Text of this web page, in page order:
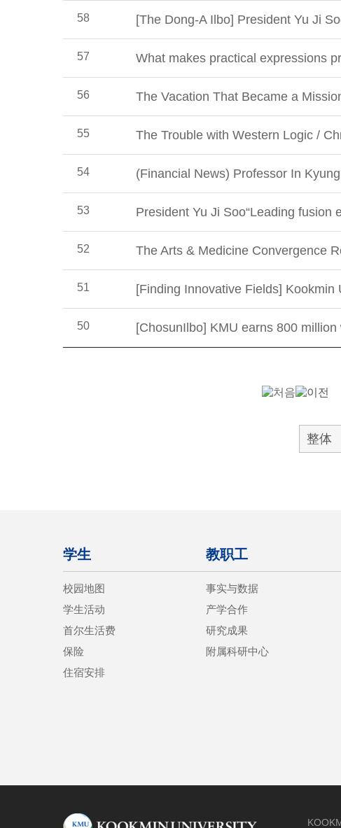
58 [The Dong-A Ilbo] President Yu Ji
57 What makes practical expressions
56 The Vacation That Became a
55 The Trouble with Western Logic /
54 (Financial News) Professor In
53 President Yu Ji Soo“Leading
52 The Arts & Medicine Convergence
51 [Finding Innovative Fields] Kookmin
50 [ChosunIlbo] KMU earns 800
学生
校园地图
学生活动
首尔生活费
保险
住宿安排
教职工
事实与数据
产学合作
研究成果
附属科研中心